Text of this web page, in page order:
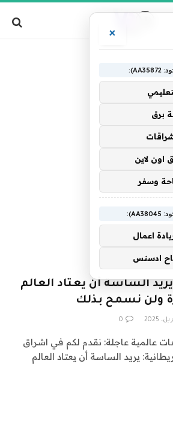
الساسة أن يعتاد العالم
ولن نسمح بذلك
0
24 متابعات عالمية عاجلة: نقدم لكم في اشراق
بريطانية: يريد الساسة أن يعتاد العالم
×
برق
اون لاين
وسفر
اعمال
ادسنس